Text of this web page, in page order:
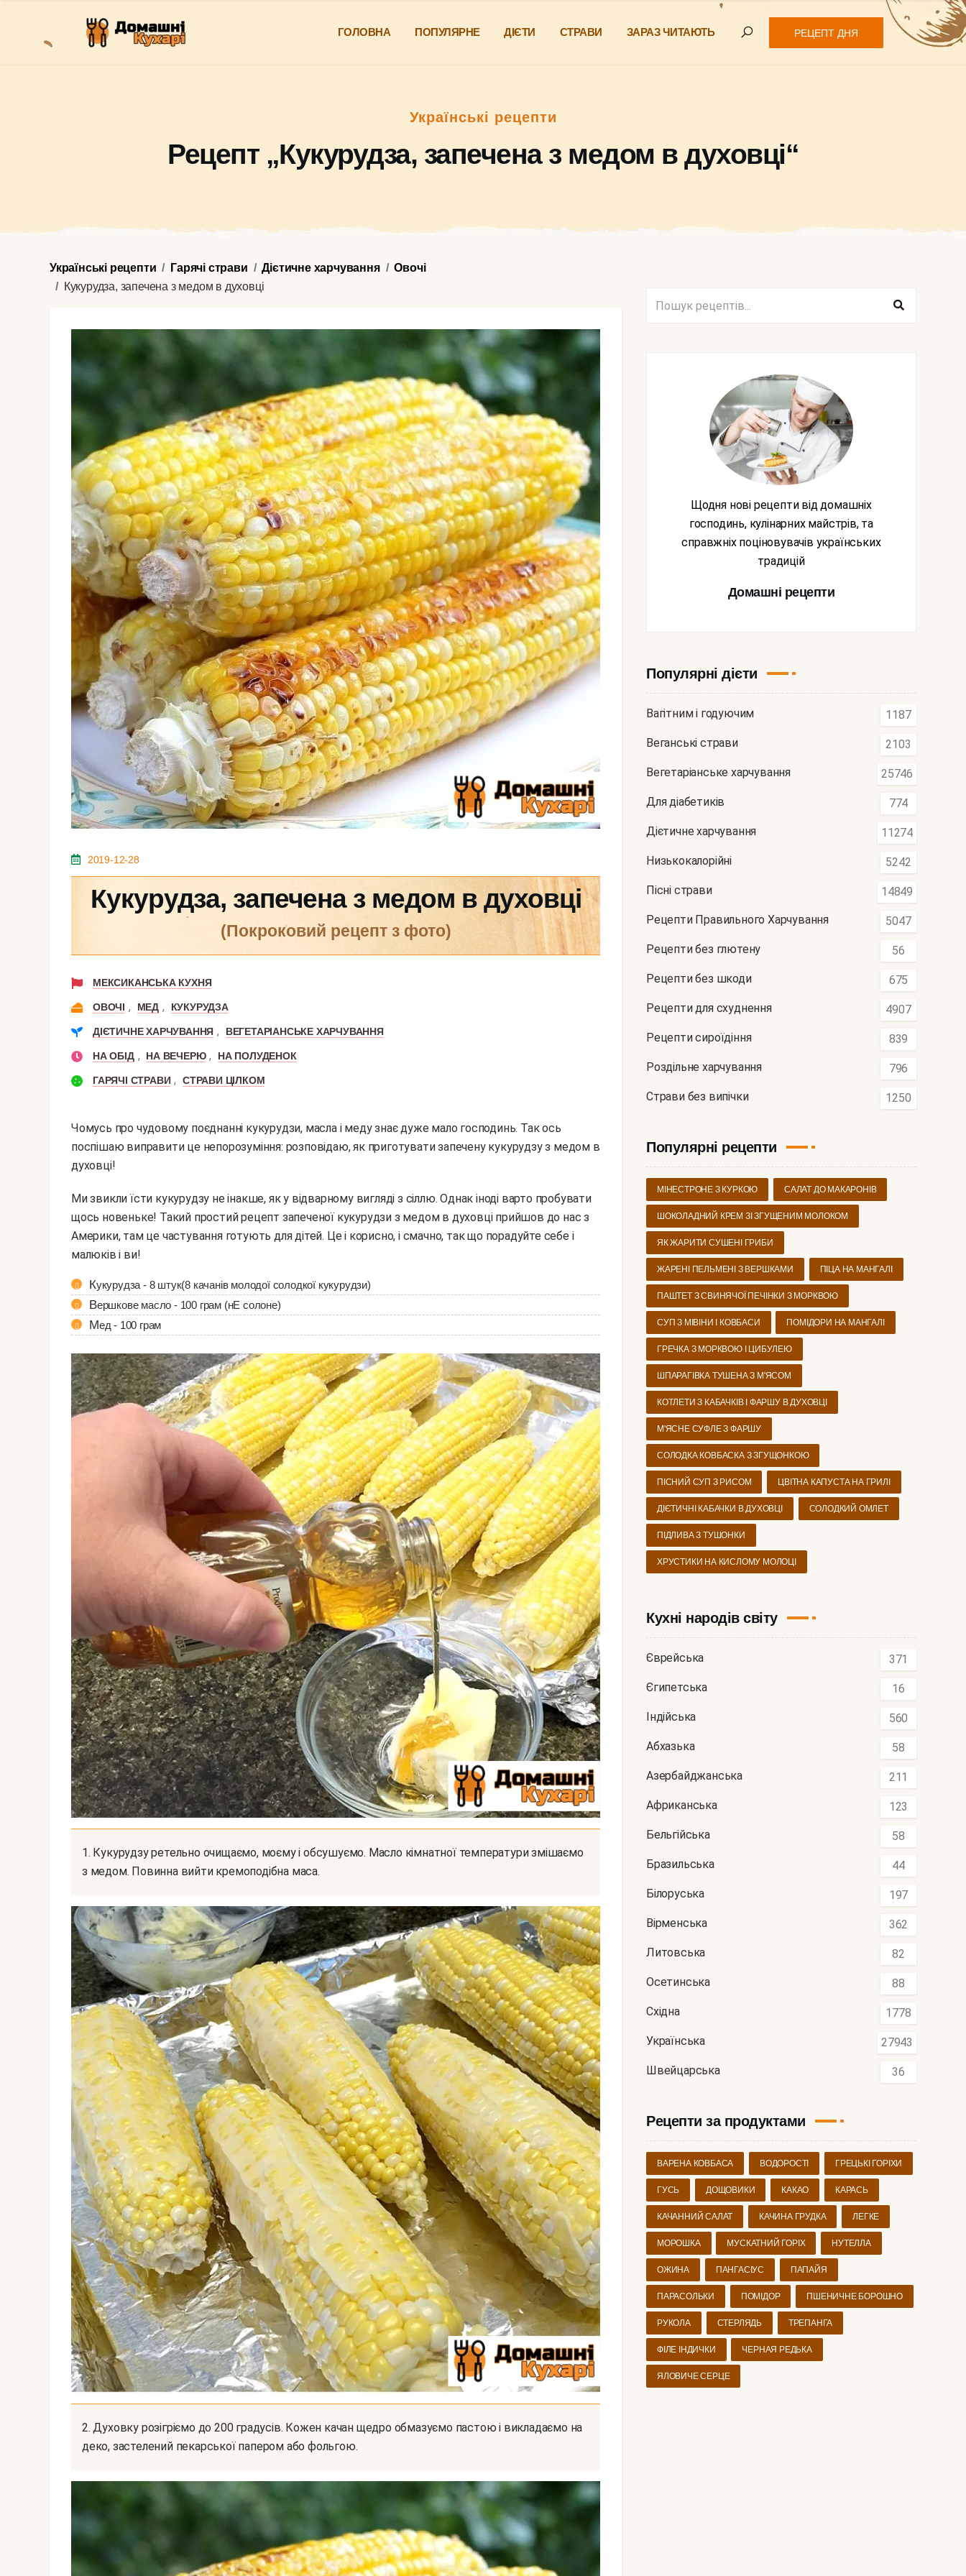
ГОЛОВНА ПОПУЛЯРНЕ ДІЄТИ СТРАВИ ЗАРАЗ ЧИТАЮТЬ РЕЦЕПТ ДНЯ
Українські рецепти
Рецепт „Кукурудза, запечена з медом в духовці“
Українські рецепти Гарячі страви Дієтичне харчування
Овочі
Кукурудза, запечена з медом в духовці
2019-12-28
Кукурудза, запечена з медом в духовці
(покроковий рецепт з фото)
МЕКСИКАНСЬКА КУХНЯ
ОВОЧІ , МЕД , КУКУРУДЗА
ДІЄТИЧНЕ ХАРЧУВАННЯ , ВЕГЕТАРІАНСЬКЕ ХАРЧУВАННЯ
НА ОБІД , НА ВЕЧЕРЮ , НА ПОЛУДЕНОК
ГАРЯЧІ СТРАВИ , СТРАВИ ЦІЛКОМ
Чомусь про чудовому поєднанні кукурудзи, масла і меду знає дуже мало господинь. Так ось
поспішаю виправити це непорозуміння: розповідаю, як приготувати запечену кукурудзу з медом в
духовці!
Ми звикли їсти кукурудзу не інакше, як у відварному вигляді з сіллю. Однак іноді варто пробувати
щось новеньке! Такий простий рецепт запеченої кукурудзи з медом в духовці прийшов до нас з
Америки, там це частування готують для дітей. Це і корисно, і смачно, так що порадуйте себе і
малюків і ви!
Кукурудза - 8 штук(8 качанів молодої солодкої кукурудзи)
Вершкове масло - 100 грам (нЕ солоне)
Мед - 100 грам
1. Кукурудзу ретельно очищаємо, моєму і обсушуємо. Масло кімнатної температури змішаємо
з медом. Повинна вийти кремоподібна маса.
2. Духовку розігріємо до 200 градусів. Кожен качан щедро обмазуємо пастою і викладаємо на
деко, застелений пекарської папером або фольгою.
Щодня нові рецепти від домашніх
господинь, кулінарних майстрів, та
справжніх поціновувачів українських
традицій
Домашні рецепти
Популярні дієти
Вагітним і годуючим 1187
Веганські страви 2103
Вегетаріанське харчування 25746
Для діабетиків 774
Дієтичне харчування 11274
Низькокалорійні 5242
Пісні страви 14849
Рецепти Правильного Харчування 5047
Рецепти без глютену 56
Рецепти без шкоди 675
Рецепти для схуднення 4907
Рецепти сироїдіння 839
Роздільне харчування 796
Страви без випічки 1250
Популярні рецепти
МІНЕСТРОНЕ З КУРКОЮ САЛАТ ДО МАКАРОНІВ
ШОКОЛАДНИЙ КРЕМ ЗІ ЗГУЩЕНИМ МОЛОКОМ
ЯК ЖАРИТИ СУШЕНІ ГРИБИ
ЖАРЕНІ ПЕЛЬМЕНІ З ВЕРШКАМИ ПІЦА НА МАНГАЛІ
ПАШТЕТ З СВИНЯЧОЇ ПЕЧІНКИ З МОРКВОЮ
СУП З МІВІНИ І КОВБАСИ ПОМІДОРИ НА МАНГАЛІ
ГРЕЧКА З МОРКВОЮ І ЦИБУЛЕЮ
ШПАРАГІВКА ТУШЕНА З М'ЯСОМ
КОТЛЕТИ З КАБАЧКІВ І ФАРШУ В ДУХОВЦІ
М'ЯСНЕ СУФЛЕ З ФАРШУ
СОЛОДКА КОВБАСКА З ЗГУЩОНКОЮ
ПІСНИЙ СУП З РИСОМ ЦВІТНА КАПУСТА НА ГРИЛІ
ДІЄТИЧНІ КАБАЧКИ В ДУХОВЦІ СОЛОДКИЙ ОМЛЕТ
ПІДЛИВА З ТУШОНКИ
ХРУСТИКИ НА КИСЛОМУ МОЛОЦІ
Кухні народів світу
Єврейська 371
Єгипетська 16
Індійська 560
Абхазька 58
Азербайджанська 211
Африканська 123
Бельгійська 58
Бразильська 44
Білоруська 197
Вірменська 362
Литовська 82
Осетинська 88
Східна 1778
Українська 27943
Швейцарська 36
Рецепти за продуктами
ВАРЕНА КОВБАСА ВОДОРОСТІ ГРЕЦЬКІ ГОРІХИ
ГУСЬ ДОЩОВИКИ КАКАО КАРАСЬ
КАЧАННИЙ САЛАТ КАЧИНА ГРУДКА ЛЕГКЕ
МОРОШКА МУСКАТНИЙ ГОРІХ НУТЕЛЛА
ОЖИНА ПАНГАСІУС ПАПАЙЯ
ПАРАСОЛЬКИ ПОМІДОР ПШЕНИЧНЕ БОРОШНО
РУКОЛА СТЕРЛЯДЬ ТРЕПАНГА
ФІЛЕ ІНДИЧКИ ЧЕРНАЯ РЕДЬКА
ЯЛОВИЧЕ СЕРЦЕ